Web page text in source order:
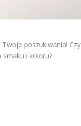
poszukiwania! Czy
i koloru?